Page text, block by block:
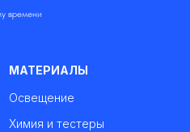
времени
МАТЕРИАЛЫ
Освещение
Химия и тестеры